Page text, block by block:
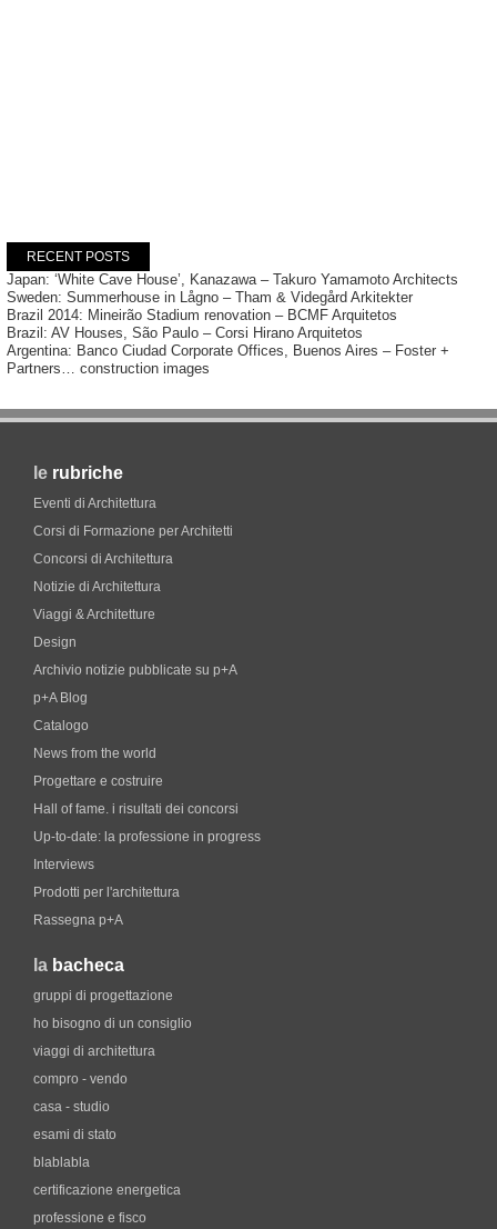
RECENT POSTS
Japan: ‘White Cave House’, Kanazawa – Takuro Yamamoto Architects
Sweden: Summerhouse in Lågno – Tham & Videgård Arkitekter
Brazil 2014: Mineirão Stadium renovation – BCMF Arquitetos
Brazil: AV Houses, São Paulo – Corsi Hirano Arquitetos
Argentina: Banco Ciudad Corporate Offices, Buenos Aires – Foster +
Partners… construction images
le rubriche
Eventi di Architettura
Corsi di Formazione per Architetti
Concorsi di Architettura
Notizie di Architettura
Viaggi & Architetture
Design
Archivio notizie pubblicate su p+A
p+A Blog
Catalogo
News from the world
Progettare e costruire
Hall of fame. i risultati dei concorsi
Up-to-date: la professione in progress
Interviews
Prodotti per l'architettura
Rassegna p+A
la bacheca
gruppi di progettazione
ho bisogno di un consiglio
viaggi di architettura
compro - vendo
casa - studio
esami di stato
blablabla
certificazione energetica
professione e fisco